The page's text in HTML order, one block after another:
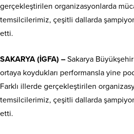
gerçekleştirilen organizasyonlarda
temsilcilerimiz, çeşitli dallarda
etti.
SAKARYA (İGFA) – Sakarya
ortaya koydukları performansla yine
Farklı illerde gerçekleştirilen
temsilcilerimiz, çeşitli dallarda
etti.